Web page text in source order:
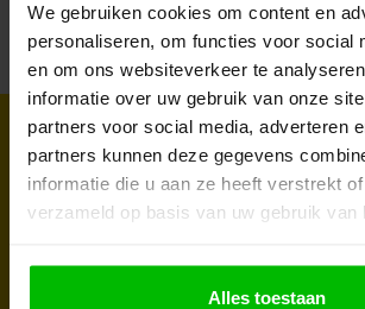
We gebruiken cookies om content en
personaliseren, om functies voor social
en om ons websiteverkeer te
informatie over uw gebruik van onze
partners voor social media, adverteren
partners kunnen deze gegevens
informatie die u aan ze heeft verstrekt
verzameld op basis van uw gebruik van
Alles toestaan
Sign up for our
regular updates and
products. Subscribe to the newsletter and